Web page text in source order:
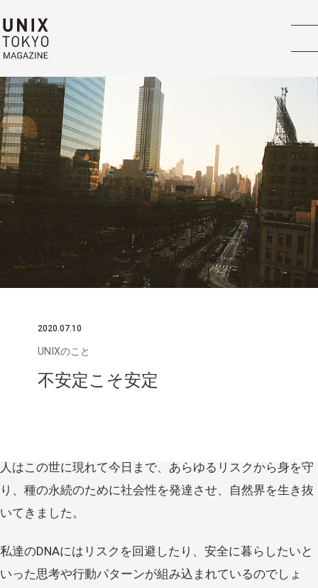
2020.07.10
UNIXのこと
不安定こそ安定
人はこの世に現れて今日まで、あらゆるリスクから身を守
り、種の永続のために社会性を発達させ、自然界を生き抜
いてきました。
私達のDNAにはリスクを回避したり、安全に暮らしたいと
いった思考や行動パターンが組み込まれているのでしょ